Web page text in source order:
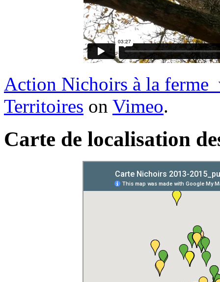
Action Nichoirs à la
Territoires on Vimeo.
Carte de localisation